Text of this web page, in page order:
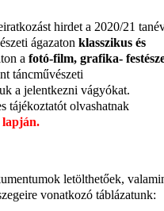
hirdet a 2020/21
ágazaton klasszikus és
a fotó-film, grafika-
táncművészeti
a jelentkezni vágyókat.
tájékoztatót olvashatnak
lapján.
letölthetőek,
vonatkozó táblázatunk: